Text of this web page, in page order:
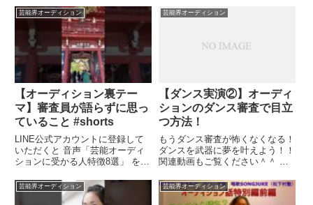
関連ツイート
芸能界オーディション
【オーディション裏テー
マ】審査員が語らずに思っ
ていること #shorts
LINE公式アカウントに登録して
いただくと 音声「芸能オーディ
ションに受かる人特徴8選」 を無
...関連ツイート
芸能界オーディション
【ダンス実演②】オーディ
ションのダンス審査で目立
つ方法！
もうダンス審査が怖くなくなる！
ダンスを武器に夢を叶えよう！！
関連動画もご覧ください＾＾ ＝
知らないと ...関連ツイート
芸能界オーディション 芸能界オーディション